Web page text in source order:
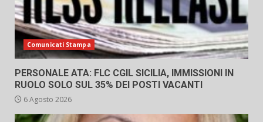
Comunicati Stampa
PERSONALE ATA: FLC CGIL SICILIA, IMMISSIONI IN
RUOLO SOLO SUL 35% DEI POSTI VACANTI
6 Agosto 2026